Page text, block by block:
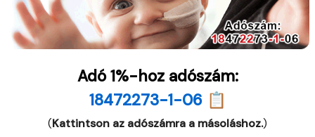
Adó 1%-hoz adószám:
18472273-1-06 📋
(Kattintson az adószámra a másoláshoz.)